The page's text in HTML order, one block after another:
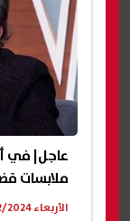
عاجل| في
ملابسات
الأربعاء 18/12/2024 03:16 م